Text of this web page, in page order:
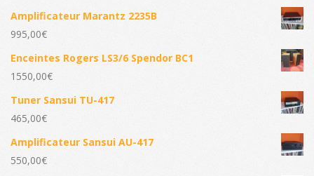
Amplificateur Marantz 2235B
995,00€
Enceintes Rogers LS3/6 Spendor BC1
1550,00€
Tuner Sansui TU-417
465,00€
Amplificateur Sansui AU-417
550,00€